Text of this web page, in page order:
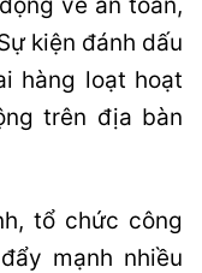
kiện đánh dấu
hàng loạt hoạt
trên địa bàn
tổ chức công
mạnh nhiều